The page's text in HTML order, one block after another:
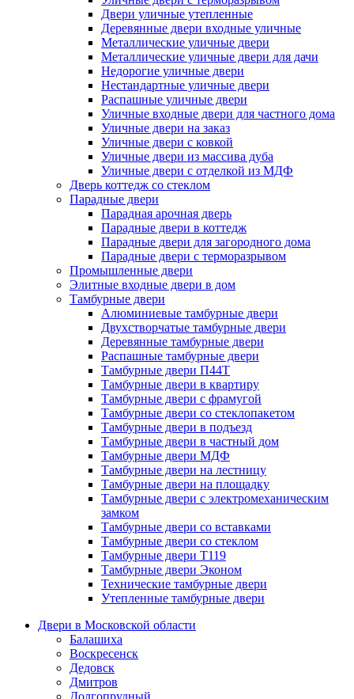
Двери уличные утепленные
Деревянные двери входные уличные
Металлические уличные двери
Металлические уличные двери для дачи
Недорогие уличные двери
Нестандартные уличные двери
Распашные уличные двери
Уличные входные двери для частного дома
Уличные двери на заказ
Уличные двери с ковкой
Уличные двери из массива дуба
Уличные двери с отделкой из МДФ
Дверь коттедж со стеклом
Парадные двери
Парадная арочная дверь
Парадные двери в коттедж
Парадные двери для загородного дома
Парадные двери с терморазрывом
Промышленные двери
Элитные входные двери в дом
Тамбурные двери
Алюминиевые тамбурные двери
Двухстворчатые тамбурные двери
Деревянные тамбурные двери
Распашные тамбурные двери
Тамбурные двери П44Т
Тамбурные двери в квартиру
Тамбурные двери с фрамугой
Тамбурные двери со стеклопакетом
Тамбурные двери в подъезд
Тамбурные двери в частный дом
Тамбурные двери МДФ
Тамбурные двери на лестницу
Тамбурные двери на площадку
Тамбурные двери с электромеханическим
замком
Тамбурные двери со вставками
Тамбурные двери со стеклом
Тамбурные двери Т119
Тамбурные двери Эконом
Технические тамбурные двери
Утепленные тамбурные двери
Двери в Московской области
Балашиха
Воскресенск
Дедовск
Дмитров
Долгопрудный